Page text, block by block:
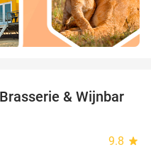
35%
& Wijnbar
9.8 star